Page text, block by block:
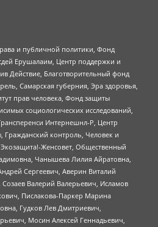
и публичной политики, Фонд
Ерушалаим, Центр поддержки и
Действие, Благотворительный фонд
Самарская губерния, Эра здоровья,
прав человека, Фонд защиты
социологических исследований,
Интернешнл-Р, Центр
контроль, Человек и
Женсовет, Общественный
Чанышева Лилия Айратовна,
Сергеевич, Аверин Виталий
Валерий Валерьевич, Исламов
Пислакова-Паркер Марина
Гудков Лев Дмитриевич,
Мосин Алексей Геннадьевич,